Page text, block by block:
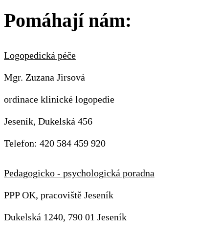
Pomáhají nám:
Logopedická péče
Mgr. Zuzana Jirsová
ordinace klinické logopedie
Jeseník, Dukelská 456
Telefon: 420 584 459 920
Pedagogicko - psychologická poradna
PPP OK, pracoviště Jeseník
Dukelská 1240, 790 01 Jeseník